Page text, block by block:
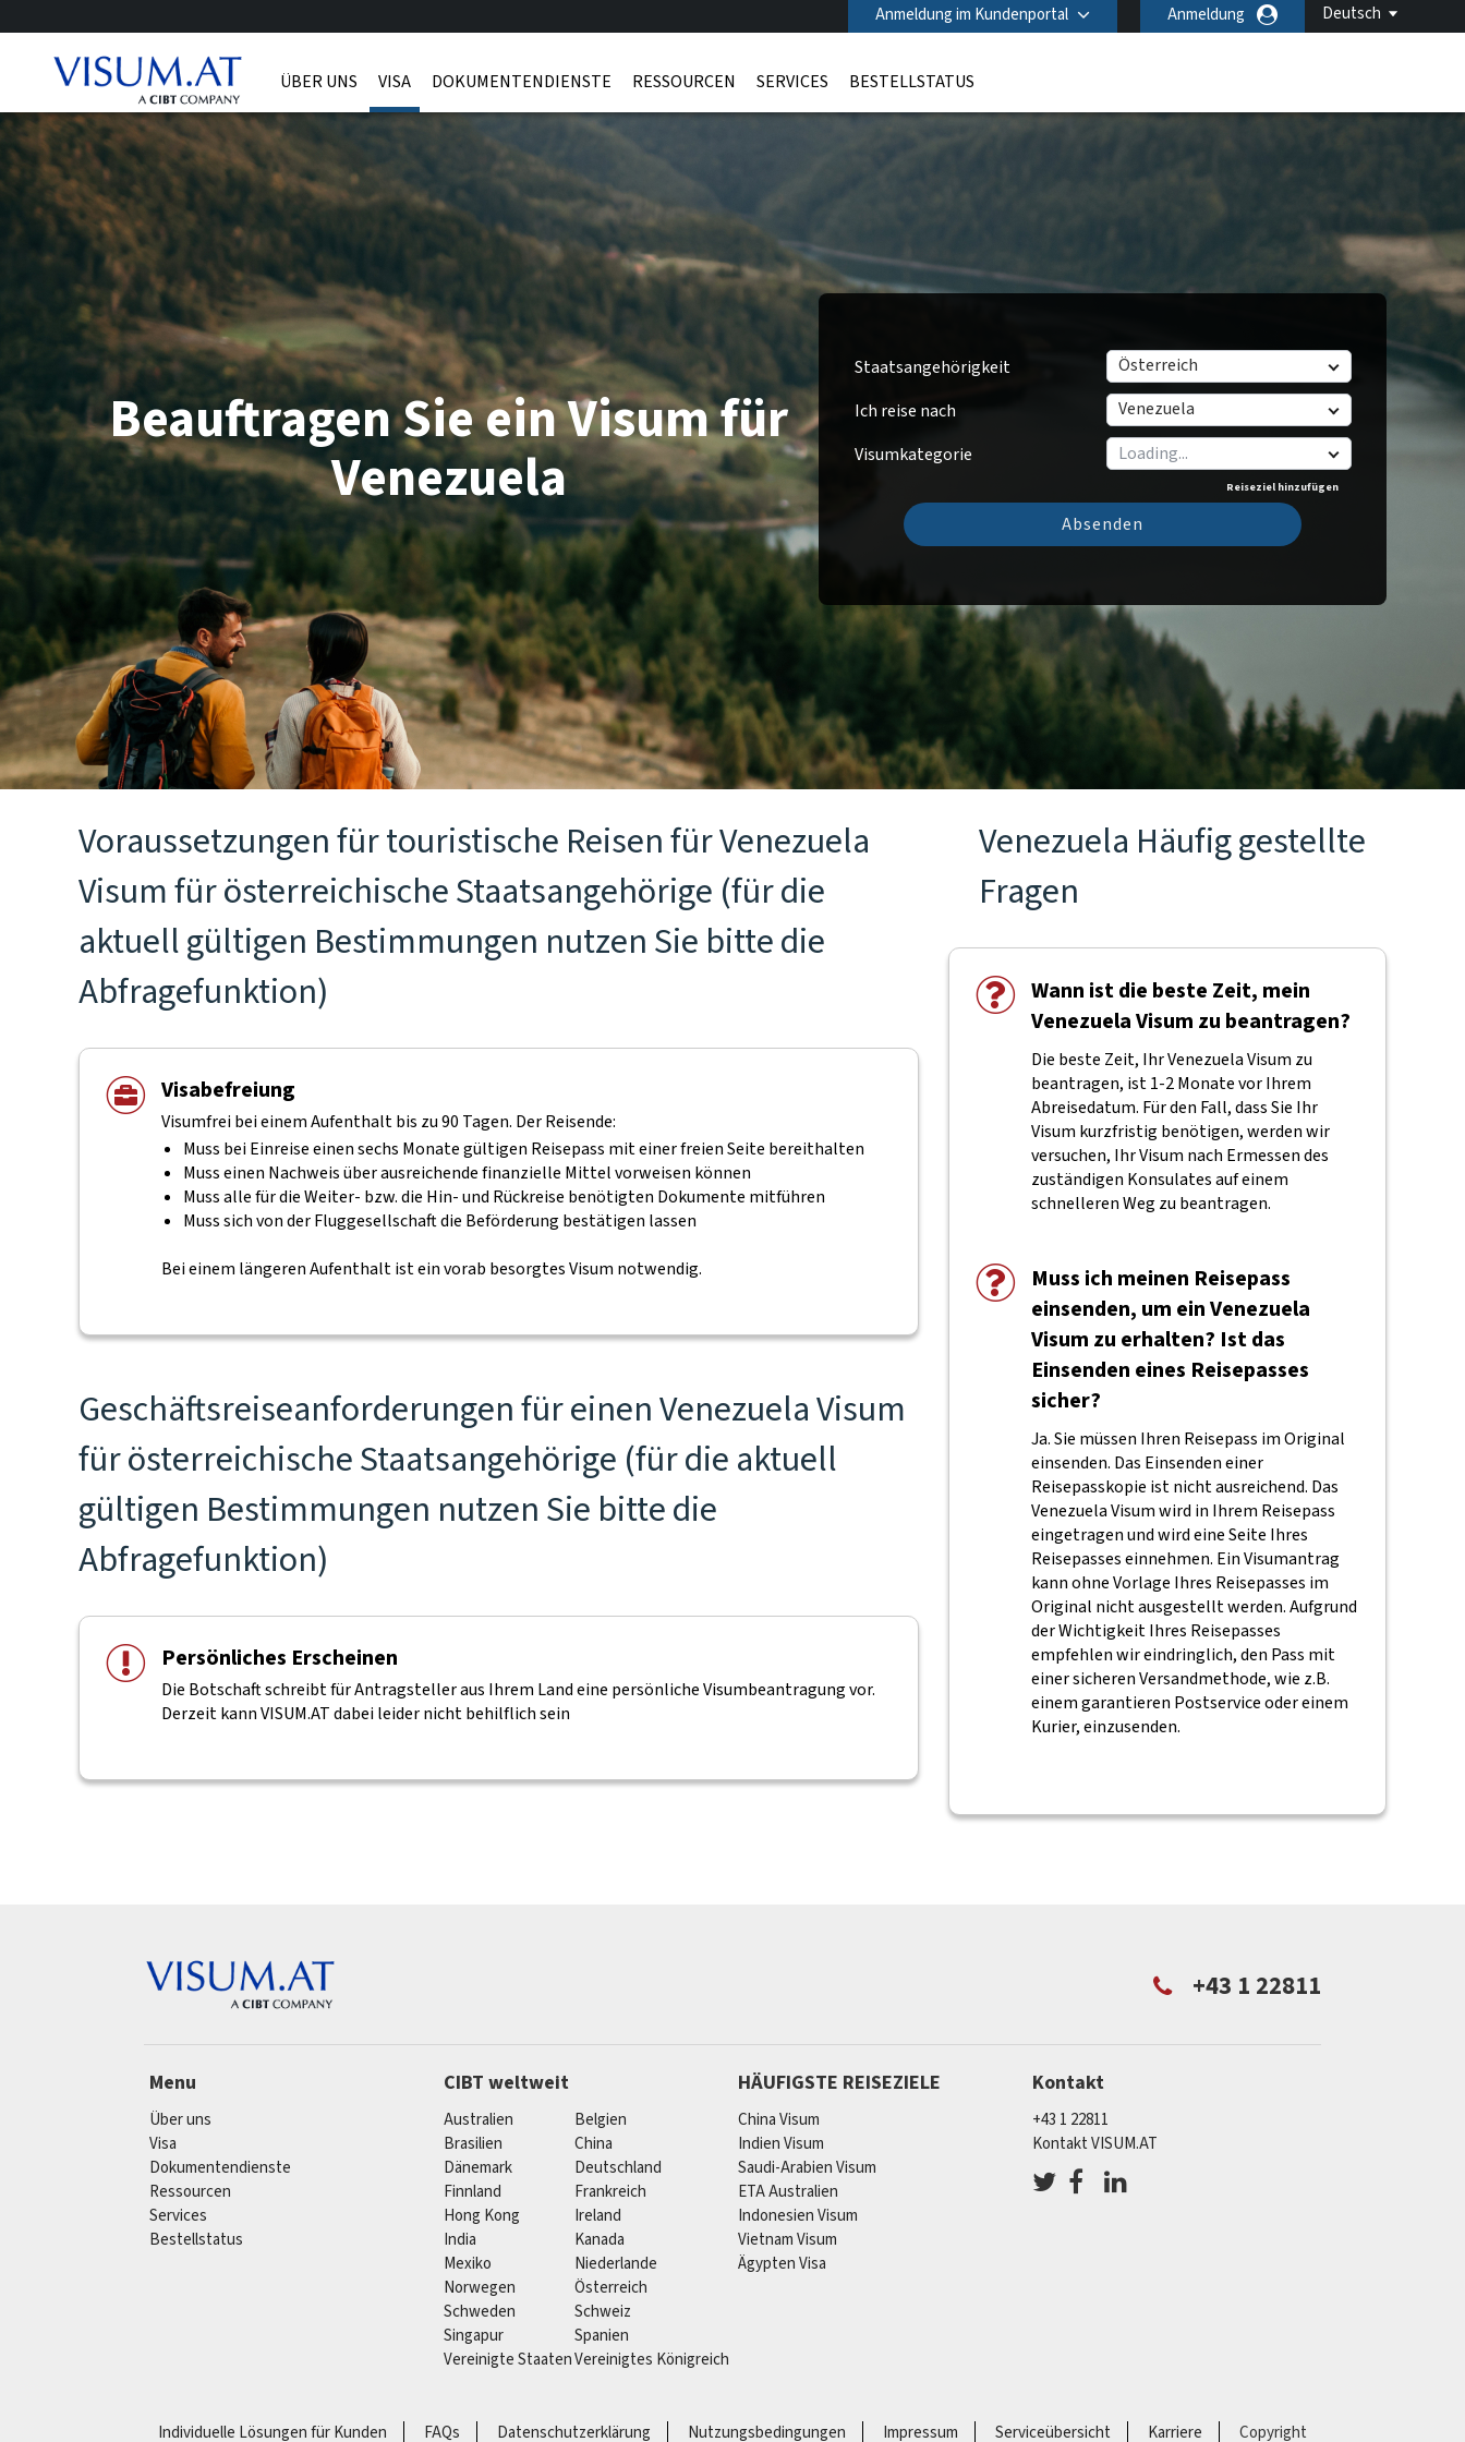
Deutsch
Anmeldung im Kundenportal Anmeldung
ÜBER UNS VISA DOKUMENTENDIENSTE RESSOURCEN SERVICES BESTELLSTATUS
Staatsangehörigkeit
Österreich
Ich reise nach
Venezuela
Visumkategorie
Reiseziel hinzufügen
Absenden
Beauftragen Sie ein Visum für
Venezuela
Voraussetzungen für touristische Reisen für Venezuela
Visum für österreichische Staatsangehörige (für die
aktuell gültigen Bestimmungen nutzen Sie bitte die
Abfragefunktion)
Visabefreiung
Visumfrei bei einem Aufenthalt bis zu 90 Tagen. Der Reisende:
Muss bei Einreise einen sechs Monate gültigen Reisepass mit einer freien Seite bereithalten
Muss einen Nachweis über ausreichende finanzielle Mittel vorweisen können
Muss alle für die Weiter- bzw. die Hin- und Rückreise benötigten Dokumente mitführen
Muss sich von der Fluggesellschaft die Beförderung bestätigen lassen
Bei einem längeren Aufenthalt ist ein vorab besorgtes Visum notwendig.
Geschäftsreiseanforderungen für einen Venezuela Visum
für österreichische Staatsangehörige (für die aktuell
gültigen Bestimmungen nutzen Sie bitte die
Abfragefunktion)
Persönliches Erscheinen
Die Botschaft schreibt für Antragsteller aus Ihrem Land eine persönliche Visumbeantragung vor.
Derzeit kann VISUM.AT dabei leider nicht behilflich sein
Venezuela Häufig gestellte
Fragen
Wann ist die beste Zeit, mein
Venezuela Visum zu beantragen?
Die beste Zeit, Ihr Venezuela Visum zu
beantragen, ist 1-2 Monate vor Ihrem
Abreisedatum. Für den Fall, dass Sie Ihr
Visum kurzfristig benötigen, werden wir
versuchen, Ihr Visum nach Ermessen des
zuständigen Konsulates auf einem
schnelleren Weg zu beantragen.
Muss ich meinen Reisepass
einsenden, um ein Venezuela
Visum zu erhalten? Ist das
Einsenden eines Reisepasses
sicher?
Ja. Sie müssen Ihren Reisepass im Original
einsenden. Das Einsenden einer
Reisepasskopie ist nicht ausreichend. Das
Venezuela Visum wird in Ihrem Reisepass
eingetragen und wird eine Seite Ihres
Reisepasses einnehmen. Ein Visumantrag
kann ohne Vorlage Ihres Reisepasses im
Original nicht ausgestellt werden. Aufgrund
der Wichtigkeit Ihres Reisepasses
empfehlen wir eindringlich, den Pass mit
einer sicheren Versandmethode, wie z.B.
einem garantieren Postservice oder einem
Kurier, einzusenden.
+43 1 22811
Menu
Über uns
Visa
Dokumentendienste
Ressourcen
Services
Bestellstatus
CIBT weltweit
Australien
Belgien
Brasilien
China
Dänemark
Deutschland
Finnland
Frankreich
Hong Kong
Ireland
India
Kanada
Mexiko
Niederlande
Norwegen
Österreich
Schweden
Schweiz
Singapur
Spanien
Vereinigte StaatenVereinigtes Königreich
HÄUFIGSTE REISEZIELE
China Visum
Indien Visum
Saudi-Arabien Visum
ETA Australien
Indonesien Visum
Vietnam Visum
Ägypten Visa
Kontakt
+43 1 22811
Kontakt VISUM.AT
Individuelle Lösungen für Kunden FAQs Datenschutzerklärung Nutzungsbedingungen Impressum Serviceübersicht Karriere Copyright